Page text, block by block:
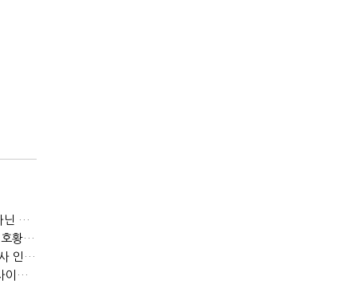
[IB토마토]JB금융 RORWA 2% 돌파…실적 견인은 은행 아닌 캐피탈
[IB토마토]KB금융, 비용 늘었는데 실적 효율은 개선…증권 호황 효과
[IB토마토]수협은행, 비이자이익 확대 늦어진다…공모운용사 인가 연말로
[IB토마토]지방은행 집단대출 성장 '제동'…입주절벽에 반사이익도 희박